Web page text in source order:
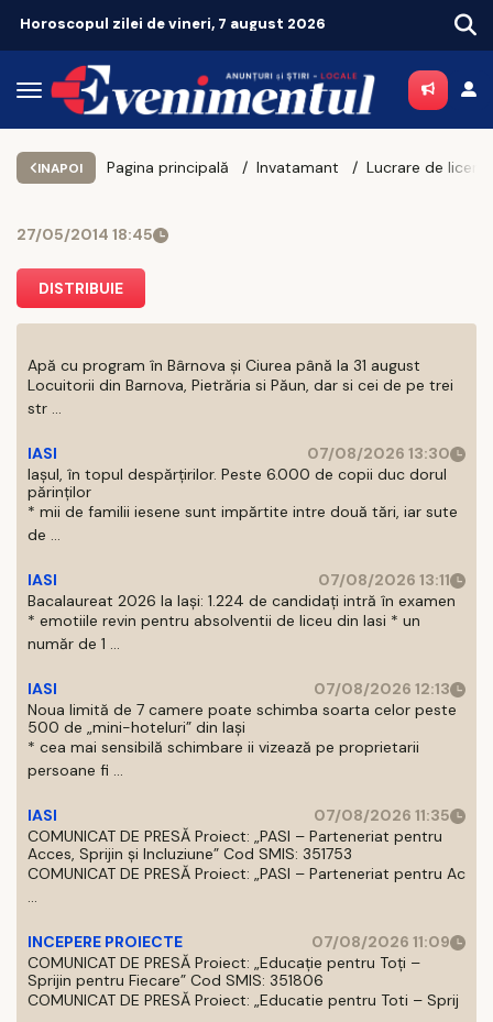
zilei de vineri, 7 august 2026
INAPOI Pagina principală Invatamant
27/05/2014 18:45
DISTRIBUIE
Apă cu program în Bârnova și Ciurea până la 31 august
Locuitorii din Barnova, Pietrăria si Păun, dar si cei de pe trei
str ...
IASI
07/08/2026 13:30
Iașul, în topul despărțirilor. Peste 6.000 de copii duc dorul
părinților
* mii de familii iesene sunt impărtite intre două tări, iar sute
de ...
IASI
07/08/2026 13:11
Bacalaureat 2026 la Iași: 1.224 de candidați intră în examen
* emotiile revin pentru absolventii de liceu din Iasi * un
număr de 1 ...
IASI
07/08/2026 12:13
Noua limită de 7 camere poate schimba soarta celor peste
500 de „mini-hoteluri” din Iași
* cea mai sensibilă schimbare ii vizează pe proprietarii
persoane fi ...
IASI
07/08/2026 11:35
COMUNICAT DE PRESĂ Proiect: „PASI – Parteneriat pentru
Acces, Sprijin și Incluziune” Cod SMIS: 351753
COMUNICAT DE PRESĂ Proiect: „PASI – Parteneriat pentru Ac
...
INCEPERE PROIECTE
07/08/2026 11:09
COMUNICAT DE PRESĂ Proiect: „Educație pentru Toți –
Sprijin pentru Fiecare” Cod SMIS: 351806
COMUNICAT DE PRESĂ Proiect: „Educatie pentru Toti – Sprij